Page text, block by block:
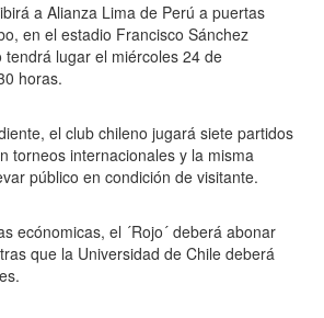
a Alianza Lima de Perú a puertas
en el estadio Francisco Sánchez
tendrá lugar el miércoles 24 de
horas.
el club chileno jugará siete partidos
torneos internacionales y la misma
público en condición de visitante.
ecónomicas, el ´Rojo´ deberá abonar
que la Universidad de Chile deberá